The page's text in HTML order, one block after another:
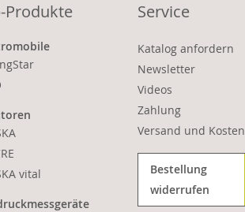
Produkte
vital
Service
Katalog anfordern
Newsletter
Videos
Zahlung
Versand und Kosten
Bestellung
widerrufen